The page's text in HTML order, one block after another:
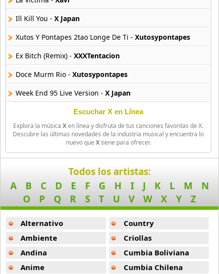
Ill Kill You - X Japan
Xutos Y Pontapes 2tao Longe De Ti - Xutosypontapes
Ex Bitch (Remix) - XXXTentacion
Doce Murm Rio - Xutosypontapes
Week End 95 Live Version - X Japan
Kill Me (Pain From The Jail Phone) -XXXTentacion
Fight In The Woods -X Men Iii
X (Dj Kenta Rmx 2003) -
Tears 93 Live Version - X Japan
La Diabla -
Xavi
3 -Xutosypontapes
P 53 O Vento - Xutosypontapes
Scarlet Love Song -
Escuchar X en Línea
Explora la música Xen línea y disfruta de tus canciones favoritas de X.
Descubre las últimas novedades de la industria musical y encuentra lo
nuevo que Xtiene para ofrecer.
Todos los artistas:
A
B C D E F G H I J K L M
N
O
P Q R S T U V W X Y Z
Alternativo
Ambiente
Andina
Anime
Country
Criollas
Cumbia Boliviana
Cumbia Chilena